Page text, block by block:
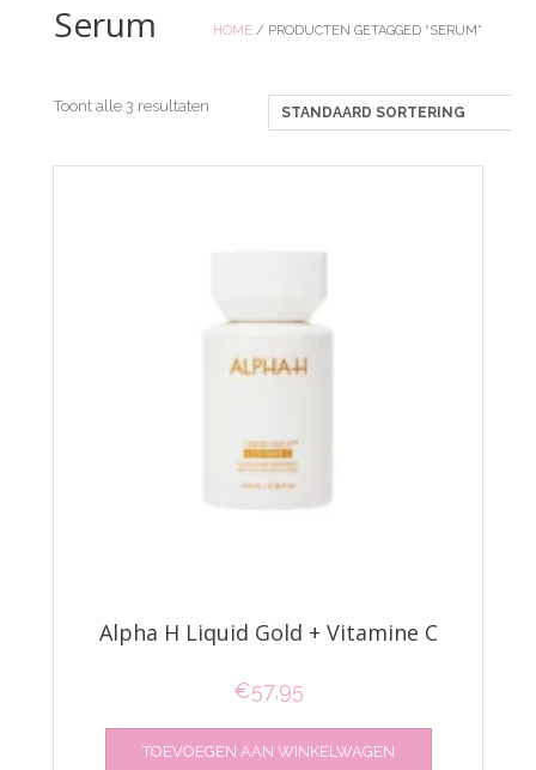
HOME / PRODUCTEN GETAGGED “SERUM”
Serum
Toont alle 3 resultaten
Alpha H Liquid Gold + Vitamine C
€57,95
TOEVOEGEN AAN WINKELWAGEN